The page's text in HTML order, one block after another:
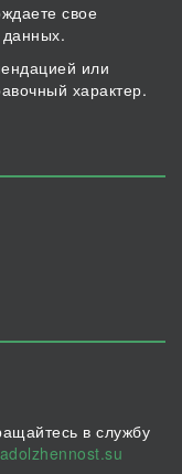
свое
данных.
или
характер.
в службу